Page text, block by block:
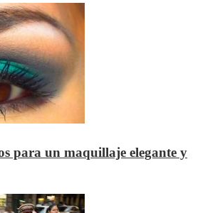
para un maquillaje elegante y